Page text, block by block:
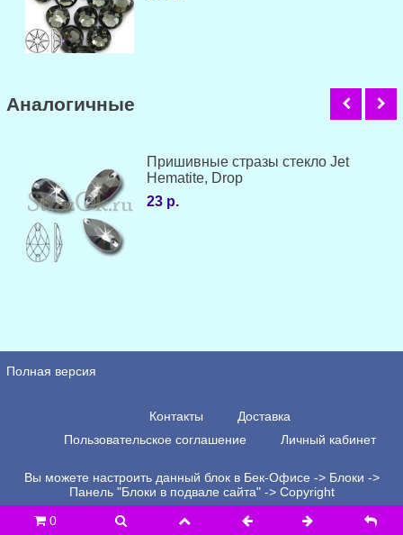
Аналогичные
Пришивные стразы стекло Jet
Hematite, Drop
23 р.
Полная версия
Контакты
Доставка
Пользовательское соглашение
Личный кабинет
Вы можете настроить данный блок в Бек-Офисе -> Блоки ->
Панель "Блоки в подвале сайта" -> Copyright
0